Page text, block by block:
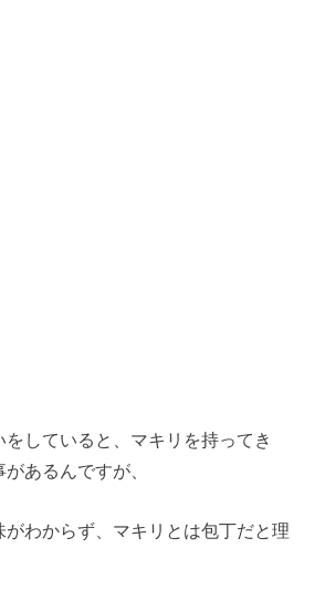
していると、マキリを持ってき
あるんですが、
わからず、マキリとは包丁だと理